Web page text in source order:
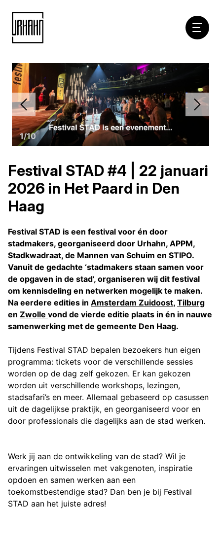
Naar
inhoud
1/10
Festival STAD #4 | 22 januari
2026 in Het Paard in Den
Haag
Festival STAD is een festival voor én door
stadmakers, georganiseerd door Urhahn, APPM,
Stadkwadraat, de Mannen van Schuim en STIPO.
Vanuit de gedachte ‘stadmakers staan samen voor
de opgaven in de stad’, organiseren wij dit festival
om kennisdeling en netwerken mogelijk te maken.
Na eerdere edities in Amsterdam Zuidoost, Tilburg
en Zwolle vond de vierde editie plaats in én in nauwe
samenwerking met de gemeente Den Haag.
Tijdens Festival STAD bepalen bezoekers hun eigen
programma: tickets voor de verschillende sessies
worden op de dag zelf gekozen. Er kan gekozen
worden uit verschillende workshops, lezingen,
stadsafari’s en meer. Allemaal gebaseerd op casussen
uit de dagelijkse praktijk, en georganiseerd voor en
door professionals die dagelijks aan de stad werken.
Werk jij aan de ontwikkeling van de stad? Wil je
ervaringen uitwisselen met vakgenoten, inspiratie
opdoen en samen werken aan een
toekomstbestendige stad? Dan ben je bij Festival
STAD aan het juiste adres!